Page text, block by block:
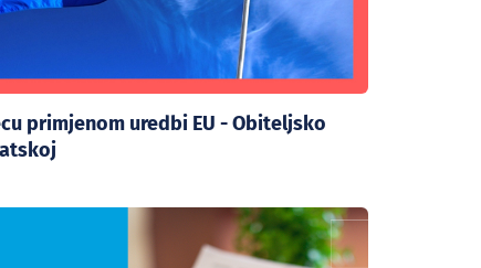
primjenom uredbi EU - Obiteljsko